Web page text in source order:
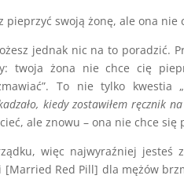
pieprzyć swoją żonę, ale ona nie
jednak nic na to poradzić.
twoja żona nie chce cię
To nie tylko kwestia
kiedy zostawiłem ręcznik
ale znowu – ona nie chce się
więc najwyraźniej jesteś
[Married Red Pill] dla mężów